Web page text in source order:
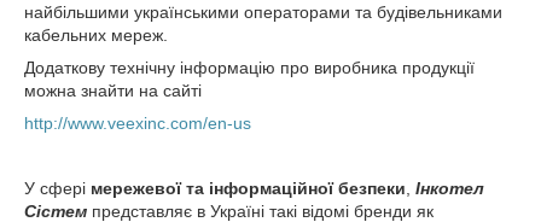
найбільшими українськими операторами та будівельниками
кабельних мереж.
Додаткову технічну інформацію про виробника продукції
можна знайти на сайті
http://www.veexinc.com/en-us
У сфері мережевої та інформаційної безпеки Інкотел
Сістем представляє в Україні такі відомі бренди як